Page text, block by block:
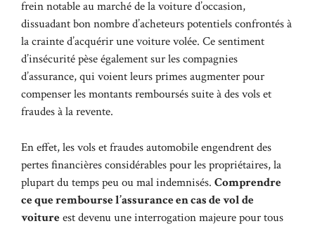
frein notable au marché de la voiture d’occasion,
dissuadant bon nombre d’acheteurs potentiels confrontés à
la crainte d’acquérir une voiture volée. Ce sentiment
d’insécurité pèse également sur les compagnies
d’assurance, qui voient leurs primes augmenter pour
compenser les montants remboursés suite à des vols et
fraudes à la revente.
En effet, les vols et fraudes automobile engendrent des
pertes financières considérables pour les propriétaires, la
plupart du temps peu ou mal indemnisés. Comprendre
ce que rembourse l’assurance en cas de vol de
voitureest devenu une interrogation majeure pour tous